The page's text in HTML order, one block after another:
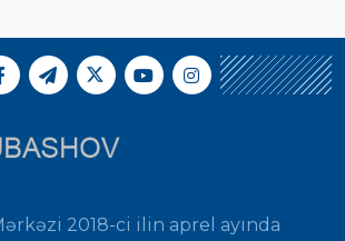
2018-ci ilin aprel ayında